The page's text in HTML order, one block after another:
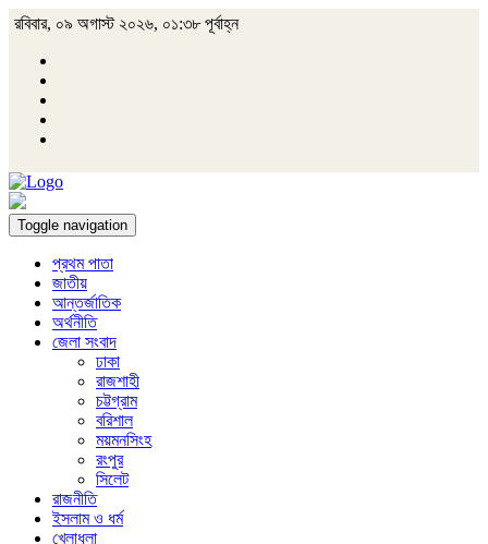
রবিবার, ০৯ অগাস্ট ২০২৬, ০১:৩৮ পূর্বাহ্ন
Toggle navigation
প্রথম পাতা
জাতীয়
আন্তর্জাতিক
অর্থনীতি
জেলা সংবাদ
ঢাকা
রাজশাহী
চট্টগ্রাম
বরিশাল
ময়মনসিংহ
রংপুর
সিলেট
রাজনীতি
ইসলাম ও ধর্ম
খেলাধুলা